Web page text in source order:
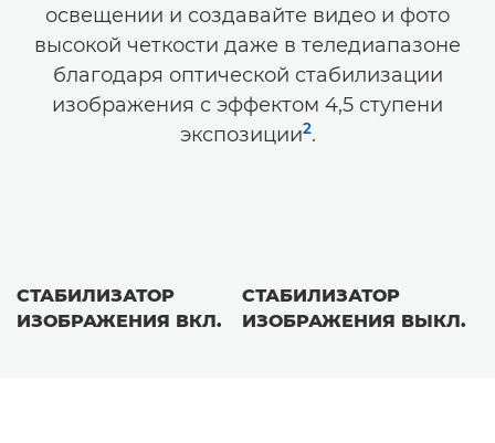
освещении и создавайте видео и фото
высокой четкости даже в теледиапазоне
благодаря оптической стабилизации
изображения с эффектом 4,5 ступени
экспозиции2.
СТАБИЛИЗАТОР
ИЗОБРАЖЕНИЯ ВКЛ.
СТАБИЛИЗАТОР
ИЗОБРАЖЕНИЯ ВЫКЛ.